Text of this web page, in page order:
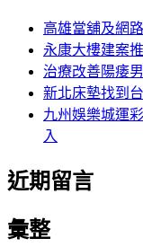
高雄當舖及網
永康大樓建案
治療改善陽痿
新北床墊找到
九州娛樂城運
入
近期留言
彙整